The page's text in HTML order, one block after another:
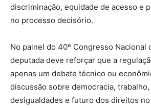
discriminação, equidade de acesso e
no processo decisório.
No painel do 40º Congresso Nacional
deputada deve reforçar que a
apenas um debate técnico ou
discussão sobre democracia,
desigualdades e futuro dos direitos